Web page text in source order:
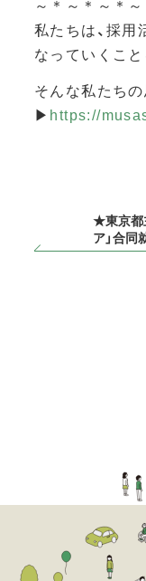
～＊～＊～＊
私たちは、採用
なっていくこと
そんな私たち
▶ https://
★東京都
ア」合